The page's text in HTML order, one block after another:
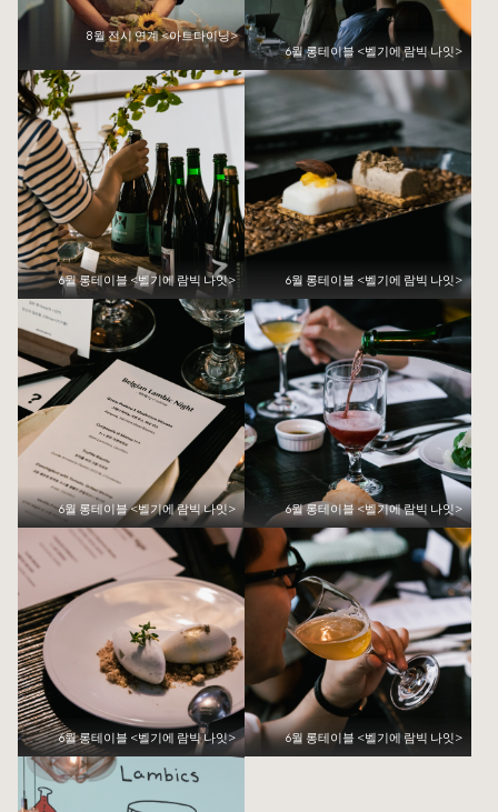
8월 전시 연계 <아트다이닝>
6월 롱테이블 <벨기에 람빅 나잇>
6월 롱테이블 <벨기에 람빅 나잇> 6월 롱테이블 <벨기에 람빅 나잇>
6월 롱테이블 <벨기에 람빅 나잇> 6월 롱테이블 <벨기에 람빅 나잇>
6월 롱테이블 <벨기에 람빅 나잇> 6월 롱테이블 <벨기에 람빅 나잇>